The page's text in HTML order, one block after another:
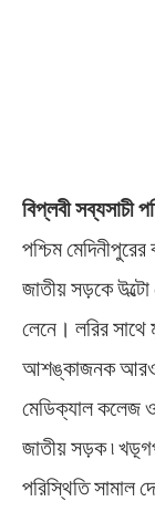
বিপ্লবী সব্যসাচী
পশ্চিম
জাতীয় সড়কে উল্টো
লেনে। লরির সাথে
আশঙ্কাজনক আরও ৩
মেডিক্যাল কলেজ
জাতীয় সড়ক ৷
পরিস্থিতি সামাল